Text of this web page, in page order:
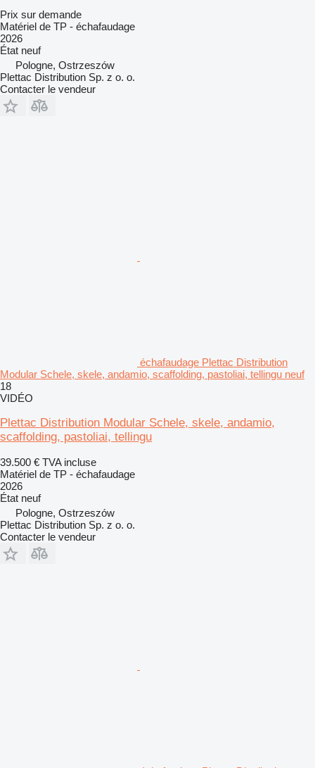
Prix sur demande
Matériel de TP - échafaudage
2026
État neuf
Pologne, Ostrzeszów
Plettac Distribution Sp. z o. o.
Contacter le vendeur
échafaudage Plettac Distribution
Modular Schele, skele, andamio, scaffolding, pastoliai, tellingu neuf
18
VIDÉO
Plettac Distribution Modular Schele, skele, andamio,
scaffolding, pastoliai, tellingu
39.500 € TVA incluse
Matériel de TP - échafaudage
2026
État neuf
Pologne, Ostrzeszów
Plettac Distribution Sp. z o. o.
Contacter le vendeur